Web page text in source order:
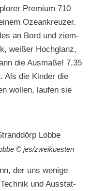
Pre­mi­um 710
Ozeankreuzer.
an Bord und ziem­
weißer Hochglanz,
die Aus­maße! 7,35
Als die Kinder die
wollen, laufen sie
© jes/zweikuesten
der uns wenige
und Ausstat­